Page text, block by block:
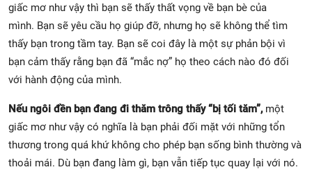
giấc mơ như vậy thì bạn sẽ thấy thất vọng về bạn bè của
mình. Bạn sẽ yêu cầu họ giúp đỡ, nhưng họ sẽ không thể tìm
thấy bạn trong tầm tay. Bạn sẽ coi đây là một sự phản bội vì
bạn cảm thấy rằng bạn đã “mắc nợ” họ theo cách nào đó đối
với hành động của mình.
Nếu ngôi đền bạn đang đi thăm trông thấy “bị tối tăm”,một
giấc mơ như vậy có nghĩa là bạn phải đối mặt với những tổn
thương trong quá khứ không cho phép bạn sống bình thường và
thoải mái. Dù bạn đang làm gì, bạn vẫn tiếp tục quay lại với nó.